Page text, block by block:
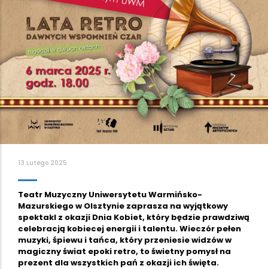
13 Lutego 2025
Teatr Muzyczny Uniwersytetu Warmińsko-
Mazurskiego w Olsztynie zaprasza na wyjątkowy
spektakl z okazji Dnia Kobiet, który będzie prawdziwą
celebracją kobiecej energii i talentu. Wieczór pełen
muzyki, śpiewu i tańca, który przeniesie widzów w
magiczny świat epoki retro, to świetny pomysł na
prezent dla wszystkich pań z okazji ich święta.